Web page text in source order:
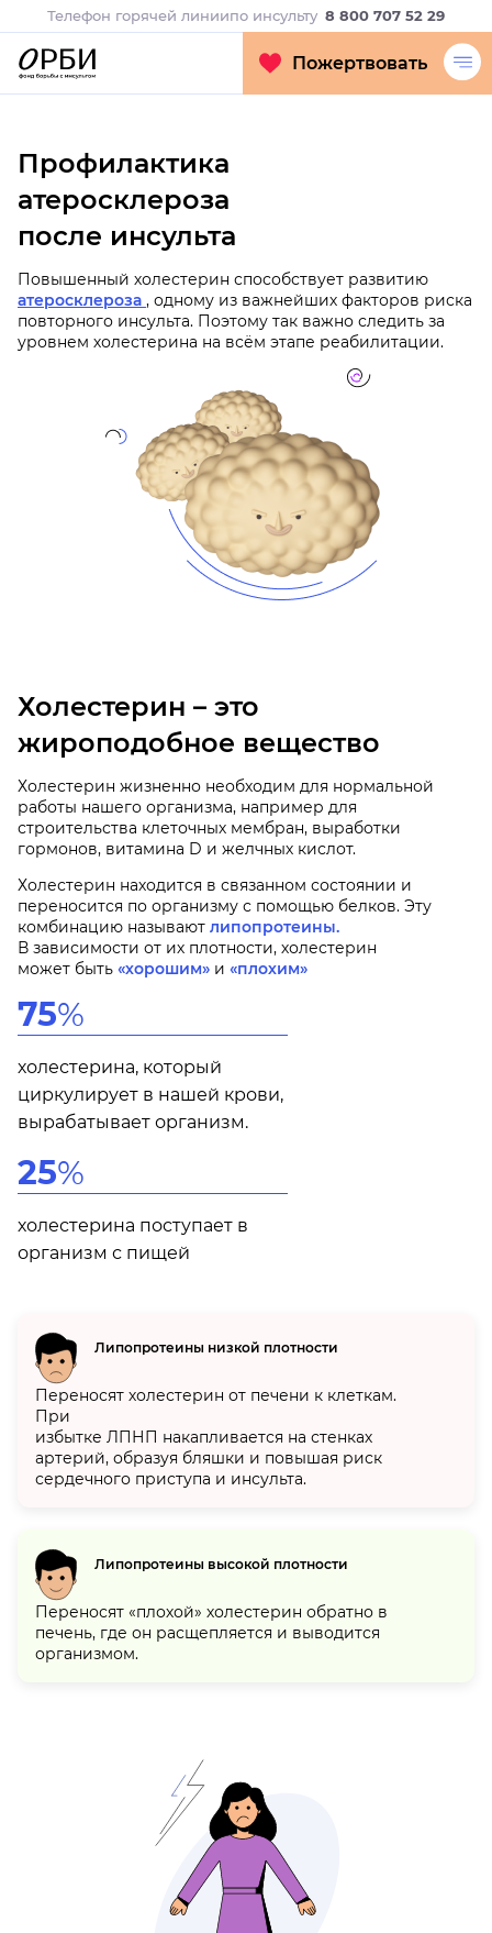
Телефон горячей линиипо инсульту 8 800 707 52 29
Пожертвовать
Профилактика
атеросклероза
после инсульта
Повышенный холестерин способствует развитию
атеросклероза , одному из важнейших факторов риска
повторного инсульта. Поэтому так важно следить за
уровнем холестерина на всём этапе реабилитации.
Холестерин – это
жироподобное вещество
Холестерин жизненно необходим для нормальной
работы нашего организма, например для
строительства клеточных мембран, выработки
гормонов, витамина D и желчных кислот.
Холестерин находится в связанном состоянии и
переносится по организму с помощью белков. Эту
комбинацию называют липопротеины.
В зависимости от их плотности, холестерин
может быть «хорошим» и «плохим»
75%
холестерина, который
циркулирует в нашей крови,
вырабатывает организм.
25%
холестерина поступает в
организм с пищей
Липопротеины низкой плотности
Переносят холестерин от печени к клеткам.
При
избытке ЛПНП накапливается на стенках
артерий, образуя бляшки и повышая риск
сердечного приступа и инсульта.
Липопротеины высокой плотности
Переносят «плохой» холестерин обратно в
печень, где он расщепляется и выводится
организмом.